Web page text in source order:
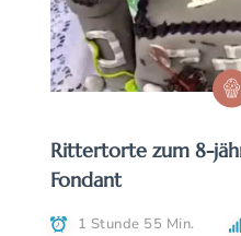
Rittertorte zum 8-
Fondant
1 Stunde 55 Min.